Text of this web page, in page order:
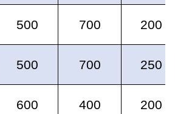
500 700 200
500 700 250
600 400 200